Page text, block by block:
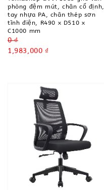
phòng đệm mút, chân cố định,
tay nhựa PA, chân thép sơn
tĩnh điện, R490 x D510 x
C1000 mm
Regular
price
0 ₫
Sale
1,983,000 ₫